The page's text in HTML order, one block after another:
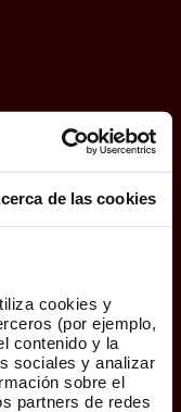
de las cookies
cookies y
(por ejemplo,
contenido y la
sociales y analizar
sobre el
partners de redes
agua potable
de la
del agua sea la